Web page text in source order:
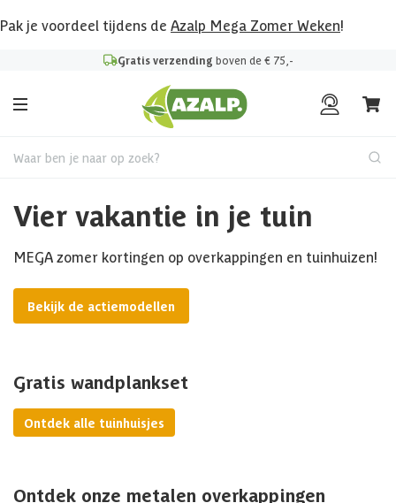
Pak je voordeel tijdens de Azalp Mega Zomer Weken!
Gratis verzending boven de € 75,-
Waar ben je naar op zoek?
Vier vakantie in je tuin
MEGA zomer kortingen op overkappingen en tuinhuizen!
Bekijk de actiemodellen
Gratis wandplankset
Ontdek alle tuinhuisjes
Ontdek onze metalen overkappingen